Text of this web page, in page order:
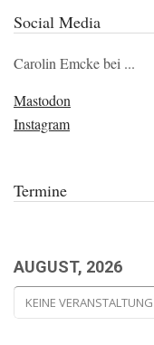
Social Media
Carolin Emcke bei ...
Mastodon
Instagram
Termine
AUGUST, 2026
KEINE VERANSTALTUNG